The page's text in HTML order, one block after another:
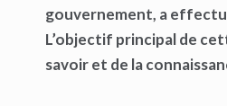
gouvernement, a
L’objectif principal de
savoir et de la